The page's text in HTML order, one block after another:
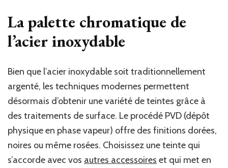
La palette chromatique de
l’acier inoxydable
Bien que l’acier inoxydable soit traditionnellement
argenté, les techniques modernes permettent
désormais d’obtenir une variété de teintes grâce à
des traitements de surface. Le procédé PVD (dépôt
physique en phase vapeur) offre des finitions dorées,
noires ou même rosées. Choisissez une teinte qui
s’accorde avec vos autres accessoires et qui met en